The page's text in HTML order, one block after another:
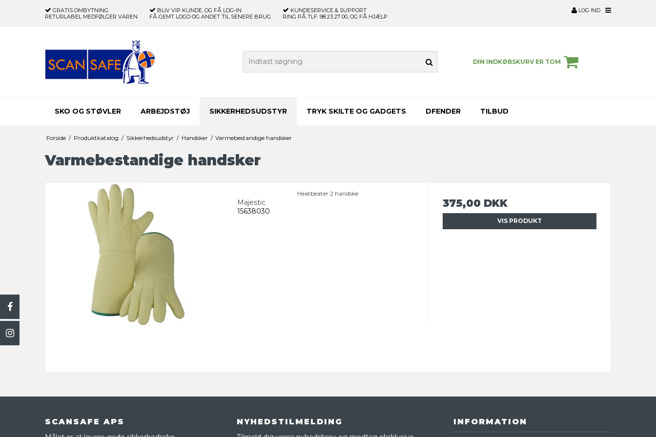
GRATIS OMBYTNING
RETURLABEL MEDFØLGER VAREN
BLIV VIP KUNDE, OG FÅ LOG-IN
FÅ GEMT LOGO OG ANDET TIL SENERE BRUG
KUNDESERVICE & SUPPORT
RING PÅ TLF. 98 23 27 00, OG FÅ HJÆLP
LOG IND
DIN INDKØBSKURV ER TOM
SKO OG STØVLER ARBEJDSTØJ SIKKERHEDSUDSTYR TRYK SKILTE OG GADGETS DFENDER TILBUD
Forside / Produktkatalog / Sikkerhedsudstyr / Handsker / Varmebestandige handsker
Varmebestandige handsker
Heatbeater 2 handske
Majestic
15638030
375,00 DKK
VIS PRODUKT
SCANSAFE APS NYHEDSTILMELDING INFORMATION